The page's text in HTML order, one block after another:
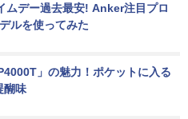
ムデー過去最安! Anker注目プロ
ルを使ってみた
」の魅力！ポケットに入る
醐味